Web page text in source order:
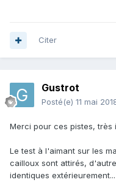
Citer
Gustrot
Posté(e) 11 mai
Merci pour ces pistes, très
Le test à l'aimant sur les
cailloux sont attirés,
identiques extérieurement...